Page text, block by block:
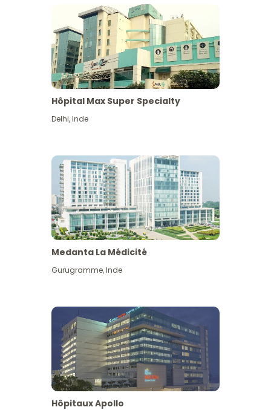
Hôpital Max Super Specialty
Delhi,Inde
Medanta La Médicité
Gurugramme,Inde
Hôpitaux Apollo